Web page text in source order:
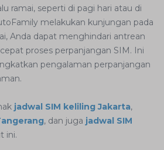
ramai, seperti di pagi hari atau di
melakukan kunjungan pada
Anda dapat menghindari antrean
proses perpanjangan SIM. Ini
pengalaman perpanjangan
jadwal SIM keliling Jakarta,
, dan juga jadwal SIM
ini.